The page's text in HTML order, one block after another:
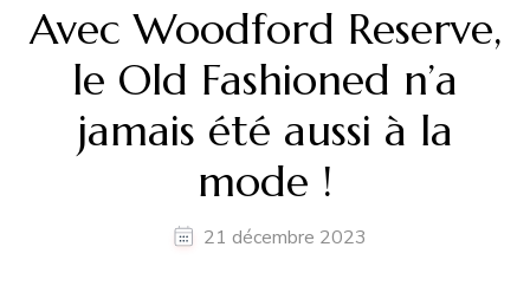
Avec Woodford Reserve,
le Old Fashioned n’a
jamais été aussi à la
mode !
21 décembre 2023